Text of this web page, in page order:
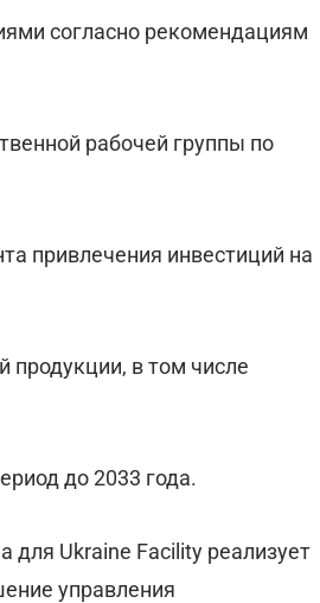
согласно рекомендациям
рабочей группы по
привлечения инвестиций на
продукции, в том числе
до 2033 года.
для Ukraine Facility реализует
управления